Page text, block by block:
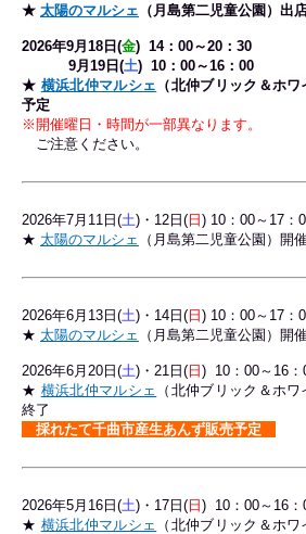
★ 太陽のマルシェ （月島第二児童公園）出
2026年9月18日(金) 14：00～20：30
9月19日 (土) 10：00～16：00
★ 横浜北仲マルシェ （北仲ブリック＆ホ
予定
※開催曜日・時間が一部異なります。
ご注意ください。
2026年7 月11日(土)・12 日( 日 ) 10：00～17：
★ 太陽のマルシェ （月島第二児童公園）開
2026年6 月13日(土)・14 日( 日 ) 10：00～17：
★ 太陽のマルシェ （月島第二児童公園）開
2026年6月20日(土)・21日( 日 ) 10：00～16：
★ 横浜北仲マルシェ
（北仲ブリック＆ホ
終了
採れたて千曲市産生あんず販売予定
2026年5月16日(土)・17日( 日 ) 10：00～16：
★ 横浜北仲マルシェ
（北仲ブリック＆ホ